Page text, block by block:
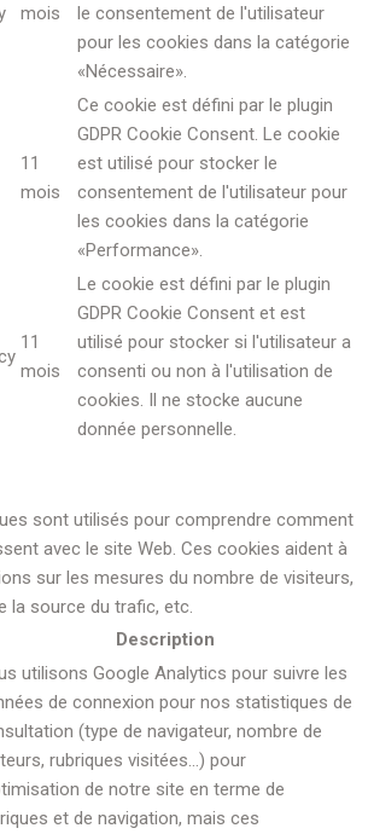
mois
le consentement de l'utilisateur
pour les cookies dans la catégorie
«Nécessaire».
11
mois
Ce cookie est défini par le plugin
GDPR Cookie Consent. Le cookie
est utilisé pour stocker le
consentement de l'utilisateur pour
les cookies dans la catégorie
«Performance».
11
mois
Le cookie est défini par le plugin
GDPR Cookie Consent et est
utilisé pour stocker si l'utilisateur a
consenti ou non à l'utilisation de
cookies. Il ne stocke aucune
donnée personnelle.
sont utilisés pour comprendre comment
avec le site Web. Ces cookies aident à
sur les mesures du nombre de visiteurs,
la source du trafic, etc.
Description
utilisons Google Analytics pour suivre les
de connexion pour nos statistiques de
(type de navigateur, nombre de
rubriques visitées…) pour
de notre site en terme de
et de navigation, mais ces